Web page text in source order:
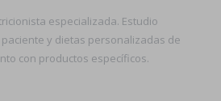
especializada. Estudio
y dietas personalizadas de
con productos específicos.